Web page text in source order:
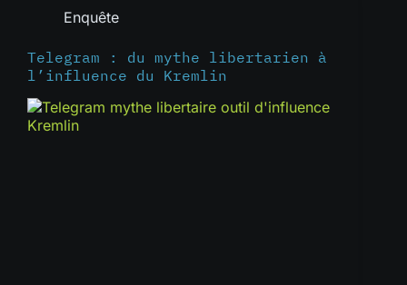
Enquête
Telegram : du mythe libertarien à
l’influence du Kremlin